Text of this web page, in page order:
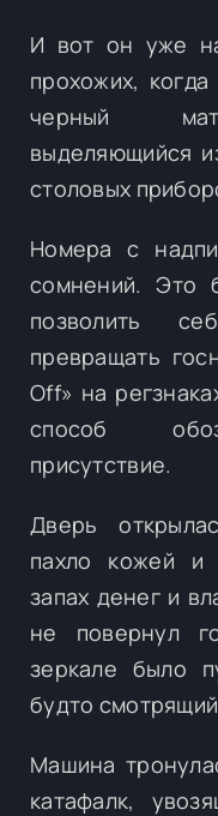
И вот он уже
прохожих,
черный
выделяющийся
столовых
Номера с
сомнений. Это
позволить
превращать
Off» на
способ
присутствие.
Дверь
пахло кожей и
запах денег и
не повернул
зеркале было
будто
Машина
катафалк,